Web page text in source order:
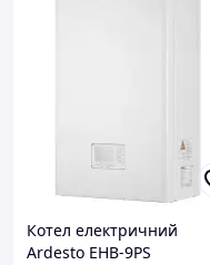
Котел електричний
Ardesto EHB-9PS